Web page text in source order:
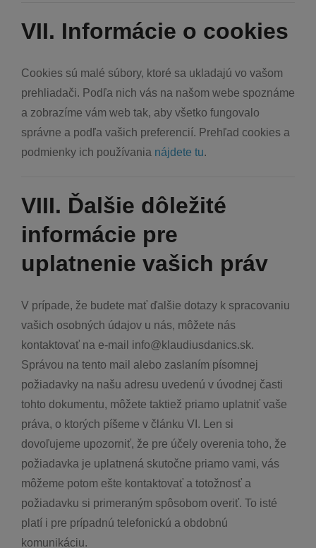
VII. Informácie o cookies
Cookies sú malé súbory, ktoré sa ukladajú vo vašom
prehliadači. Podľa nich vás na našom webe spoznáme
a zobrazíme vám web tak, aby všetko fungovalo
správne a podľa vašich preferencií. Prehľad cookies a
podmienky ich používania nájdete tu.
VIII. Ďalšie dôležité
informácie pre
uplatnenie vašich práv
V prípade, že budete mať ďalšie dotazy k spracovaniu
vašich osobných údajov u nás, môžete nás
kontaktovať na e-mail info@klaudiusdanics.sk.
Správou na tento mail alebo zaslaním písomnej
požiadavky na našu adresu uvedenú v úvodnej časti
tohto dokumentu, môžete taktiež priamo uplatniť vaše
práva, o ktorých píšeme v článku VI. Len si
dovoľujeme upozorniť, že pre účely overenia toho, že
požiadavka je uplatnená skutočne priamo vami, vás
môžeme potom ešte kontaktovať a totožnosť a
požiadavku si primeraným spôsobom overiť. To isté
platí i pre prípadnú telefonickú a obdobnú
komunikáciu.